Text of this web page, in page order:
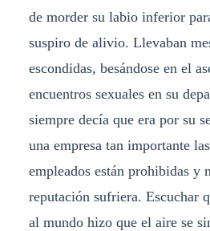
de morder su labio inferior
suspiro de alivio. Llevaban
escondidas, besándose en el
encuentros sexuales en su
siempre decía que era por su
una empresa tan importante
empleados están prohibidas y
reputación sufriera. Escuchar
al mundo hizo que el aire se